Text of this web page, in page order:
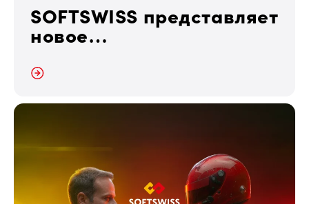
SOFTSWISS представляет
новое
бренда и обновлённую